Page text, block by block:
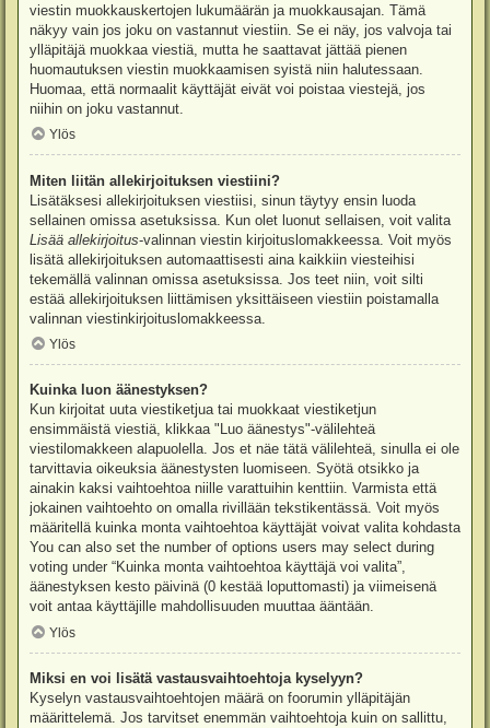
viestin muokkauskertojen lukumäärän ja muokkausajan. Tämä
näkyy vain jos joku on vastannut viestiin. Se ei näy, jos valvoja tai
ylläpitäjä muokkaa viestiä, mutta he saattavat jättää pienen
huomautuksen viestin muokkaamisen syistä niin halutessaan.
Huomaa, että normaalit käyttäjät eivät voi poistaa viestejä, jos
niihin on joku vastannut.
Ylös
Miten liitän allekirjoituksen viestiini?
Lisätäksesi allekirjoituksen viestiisi, sinun täytyy ensin luoda
sellainen omissa asetuksissa. Kun olet luonut sellaisen, voit valita
Lisää allekirjoitus-valinnan viestin kirjoituslomakkeessa. Voit myös
lisätä allekirjoituksen automaattisesti aina kaikkiin viesteihisi
tekemällä valinnan omissa asetuksissa. Jos teet niin, voit silti
estää allekirjoituksen liittämisen yksittäiseen viestiin poistamalla
valinnan viestinkirjoituslomakkeessa.
Ylös
Kuinka luon äänestyksen?
Kun kirjoitat uuta viestiketjua tai muokkaat viestiketjun
ensimmäistä viestiä, klikkaa "Luo äänestys"-välilehteä
viestilomakkeen alapuolella. Jos et näe tätä välilehteä, sinulla ei ole
tarvittavia oikeuksia äänestysten luomiseen. Syötä otsikko ja
ainakin kaksi vaihtoehtoa niille varattuihin kenttiin. Varmista että
jokainen vaihtoehto on omalla rivillään tekstikentässä. Voit myös
määritellä kuinka monta vaihtoehtoa käyttäjät voivat valita kohdasta
You can also set the number of options users may select during
voting under “Kuinka monta vaihtoehtoa käyttäjä voi valita”,
äänestyksen kesto päivinä (0 kestää loputtomasti) ja viimeisenä
voit antaa käyttäjille mahdollisuuden muuttaa ääntään.
Ylös
Miksi en voi lisätä vastausvaihtoehtoja kyselyyn?
Kyselyn vastausvaihtoehtojen määrä on foorumin ylläpitäjän
määrittelemä. Jos tarvitset enemmän vaihtoehtoja kuin on sallittu,